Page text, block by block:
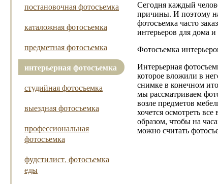
постановочная фотосъемка
каталожная фотосъемка
предметная фотосъемка
интерьерная фотосъемка
студийная фотосъемка
выездная фотосъемка
профессиональная
фотосъемка
фудстилист, фотосъемка
еды
Сегодня каждый
причины. И поэтому
фотосъемка часто
интерьеров для дома
Фотосъемка
Интерьерная
которое вложили в
снимке в конечном
мы рассматриваем
возле предметов
хочется осмотреть
образом, чтобы на
можно считать